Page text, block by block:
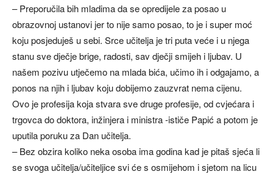
– Preporučila bih mladima da se opredijele za posao u
obrazovnoj ustanovi jer to nije samo posao, to je i super moć
koju posjeduješ u sebi. Srce učitelja je tri puta veće i u njega
stanu sve dječje brige, radosti, sav dječji smijeh i ljubav. U
našem pozivu utječemo na mlada bića, učimo ih i odgajamo, a
ponos na njih i ljubav koju dobijemo zauzvrat nema cijenu.
Ovo je profesija koja stvara sve druge profesije, od cvjećara i
trgovca do doktora, inžinjera i ministra -ističe Papić a potom je
uputila poruku za Dan učitelja.
– Bez obzira koliko neka osoba ima godina kad je pitaš sjeća li
se svoga učitelja/učiteljice svi će s osmijehom i sjetom na licu